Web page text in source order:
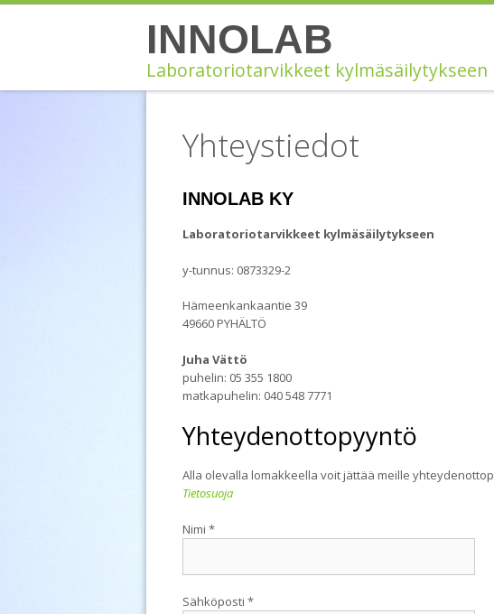
Siirry
INNOLAB
Laboratoriotarvikkeet kylmäsäilytykseen
Yhteystiedot
INNOLAB KY
Laboratoriotarvikkeet kylmäsäilytykseen
y-tunnus: 0873329-2
Hämeenkankaantie 39
49660 PYHÄLTÖ
Juha Vättö
puhelin: 05 355 1800
matkapuhelin: 040 548 7771
Yhteydenottopyyntö
Alla olevalla lomakkeella voit jättää meille
Tietosuoja
Nimi *
Sähköposti *